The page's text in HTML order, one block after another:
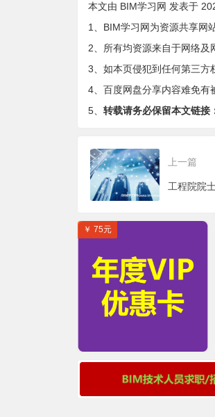
本文由 BIM学习网 发表于
1、BIM学习网为资源共享网
2、所有均资源来自于网络及
3、如本页侵犯到任何第三方
4、百度网盘分享内容难免有
5、 转载请务必保留本文链接
上一篇
￥ 75元